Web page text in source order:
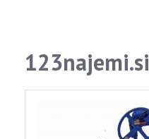
123najemi.si